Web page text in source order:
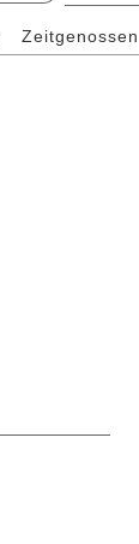
Zeitgenossen